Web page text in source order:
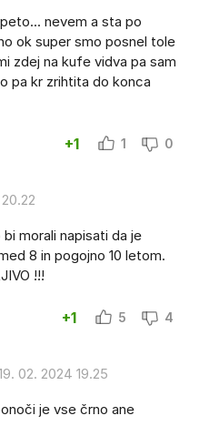
nevem a sta po
ok super smo posnel tole
zdej na kufe vidva pa sam
pa kr zrihtita do konca
+1 1 0
morali napisati da je
8 in pogojno 10 letom.
!!!
+1 5 4
02. 2024 19.25
je vse črno ane